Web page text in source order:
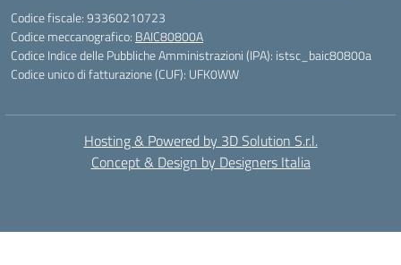
Codice fiscale: 93360210723
Codice meccanografico: BAIC80800A
Codice Indice delle Pubbliche Amministrazioni (IPA): istsc_baic80800a
Codice unico di fatturazione (CUF): UFK0WW
Hosting & Powered by 3D Solution S.r.l.
Concept & Design by Designers Italia